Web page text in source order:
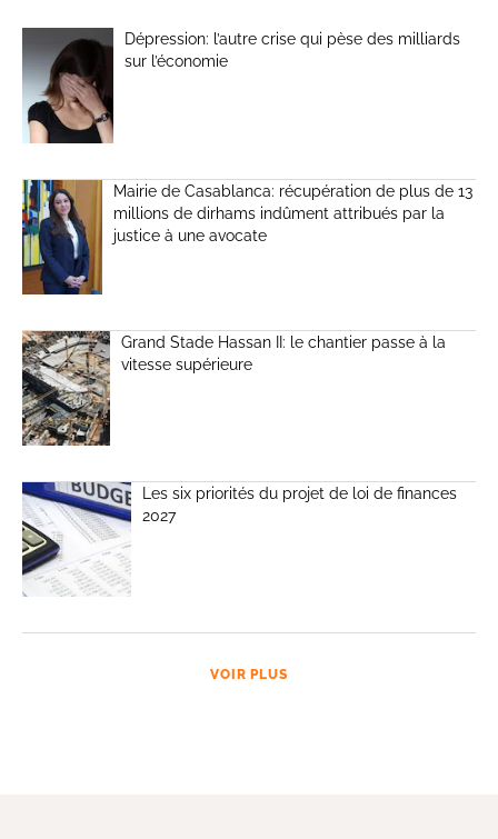
Dépression: l’autre crise qui pèse des milliards
sur l’économie
Mairie de Casablanca: récupération de plus de 13
millions de dirhams indûment attribués par la
justice à une avocate
Grand Stade Hassan II: le chantier passe à la
vitesse supérieure
Les six priorités du projet de loi de finances
2027
VOIR PLUS